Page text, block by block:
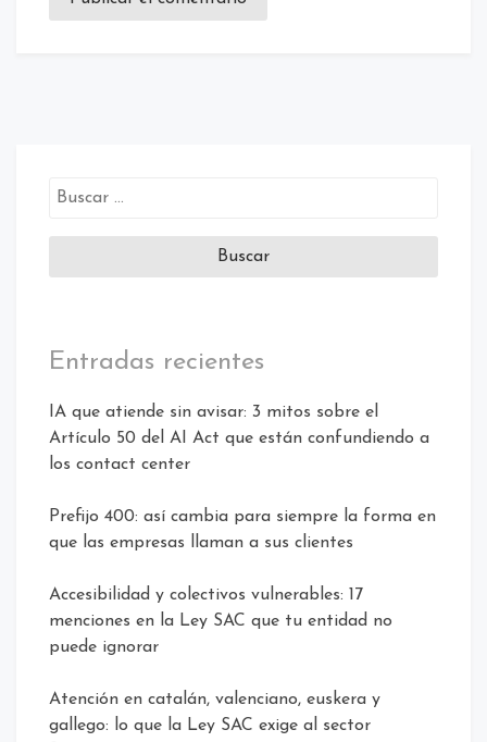
Entradas recientes
IA que atiende sin avisar: 3 mitos sobre el
Artículo 50 del AI Act que están confundiendo a
los contact center
Prefijo 400: así cambia para siempre la forma en
que las empresas llaman a sus clientes
Accesibilidad y colectivos vulnerables: 17
menciones en la Ley SAC que tu entidad no
puede ignorar
Atención en catalán, valenciano, euskera y
gallego: lo que la Ley SAC exige al sector